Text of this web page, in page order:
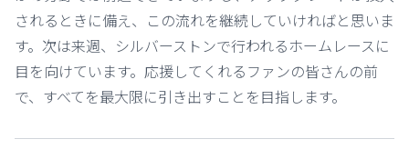
されるときに備え、この流れを継続していければと思いま
す。次は来週、シルバーストンで行われるホームレースに
目を向けています。応援してくれるファンの皆さんの前
で、すべてを最大限に引き出すことを目指します。